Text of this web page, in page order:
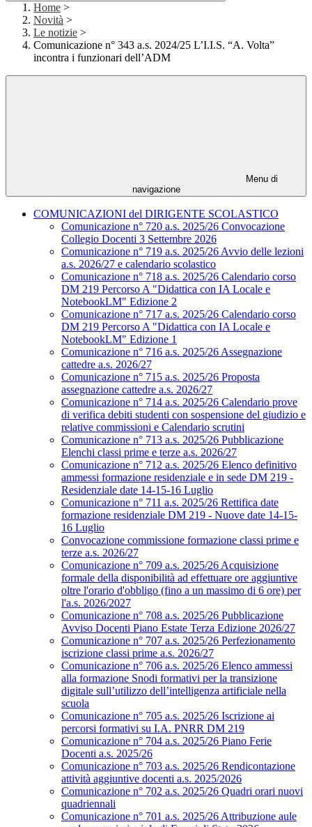
Home >
Novità >
Le notizie >
Comunicazione n° 343 a.s. 2024/25 L’I.I.S. “A. Volta”
incontra i funzionari dell’ADM
Menu di
navigazione
COMUNICAZIONI del DIRIGENTE SCOLASTICO
Comunicazione n° 720 a.s. 2025/26 Convocazione
Collegio Docenti 3 Settembre 2026
Comunicazione n° 719 a.s. 2025/26 Avvio delle lezioni
a.s. 2026/27 e calendario scolastico
Comunicazione n° 718 a.s. 2025/26 Calendario corso
DM 219 Percorso A "Didattica con IA Locale e
NotebookLM" Edizione 2
Comunicazione n° 717 a.s. 2025/26 Calendario corso
DM 219 Percorso A "Didattica con IA Locale e
NotebookLM" Edizione 1
Comunicazione n° 716 a.s. 2025/26 Assegnazione
cattedre a.s. 2026/27
Comunicazione n° 715 a.s. 2025/26 Proposta
assegnazione cattedre a.s. 2026/27
Comunicazione n° 714 a.s. 2025/26 Calendario prove
di verifica debiti studenti con sospensione del giudizio e
relative commissioni e Calendario scrutini
Comunicazione n° 713 a.s. 2025/26 Pubblicazione
Elenchi classi prime e terze a.s. 2026/27
Comunicazione n° 712 a.s. 2025/26 Elenco definitivo
ammessi formazione residenziale e in sede DM 219 -
Residenziale date 14-15-16 Luglio
Comunicazione n° 711 a.s. 2025/26 Rettifica date
formazione residenziale DM 219 - Nuove date 14-15-
16 Luglio
Convocazione commissione formazione classi prime e
terze a.s. 2026/27
Comunicazione n° 709 a.s. 2025/26 Acquisizione
formale della disponibilità ad effettuare ore aggiuntive
oltre l'orario d'obbligo (fino a un massimo di 6 ore) per
l'a.s. 2026/2027
Comunicazione n° 708 a.s. 2025/26 Pubblicazione
Avviso Docenti Piano Estate Terza Edizione 2026/27
Comunicazione n° 707 a.s. 2025/26 Perfezionamento
iscrizione classi prime a.s. 2026/27
Comunicazione n° 706 a.s. 2025/26 Elenco ammessi
alla formazione Snodi formativi per la transizione
digitale sull’utilizzo dell’intelligenza artificiale nella
scuola
Comunicazione n° 705 a.s. 2025/26 Iscrizione ai
percorsi formativi su I.A. PNRR DM 219
Comunicazione n° 704 a.s. 2025/26 Piano Ferie
Docenti a.s. 2025/26
Comunicazione n° 703 a.s. 2025/26 Rendicontazione
attività aggiuntive docenti a.s. 2025/2026
Comunicazione n° 702 a.s. 2025/26 Quadri orari nuovi
quadriennali
Comunicazione n° 701 a.s. 2025/26 Attribuzione aule